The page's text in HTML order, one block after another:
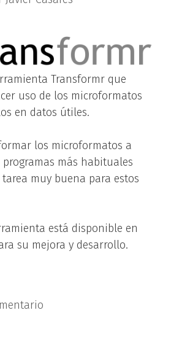
Transformr que
uso de los microformatos
en datos útiles.
los microformatos a
más habituales
muy buena para estos
está disponible en
su mejora y desarrollo.